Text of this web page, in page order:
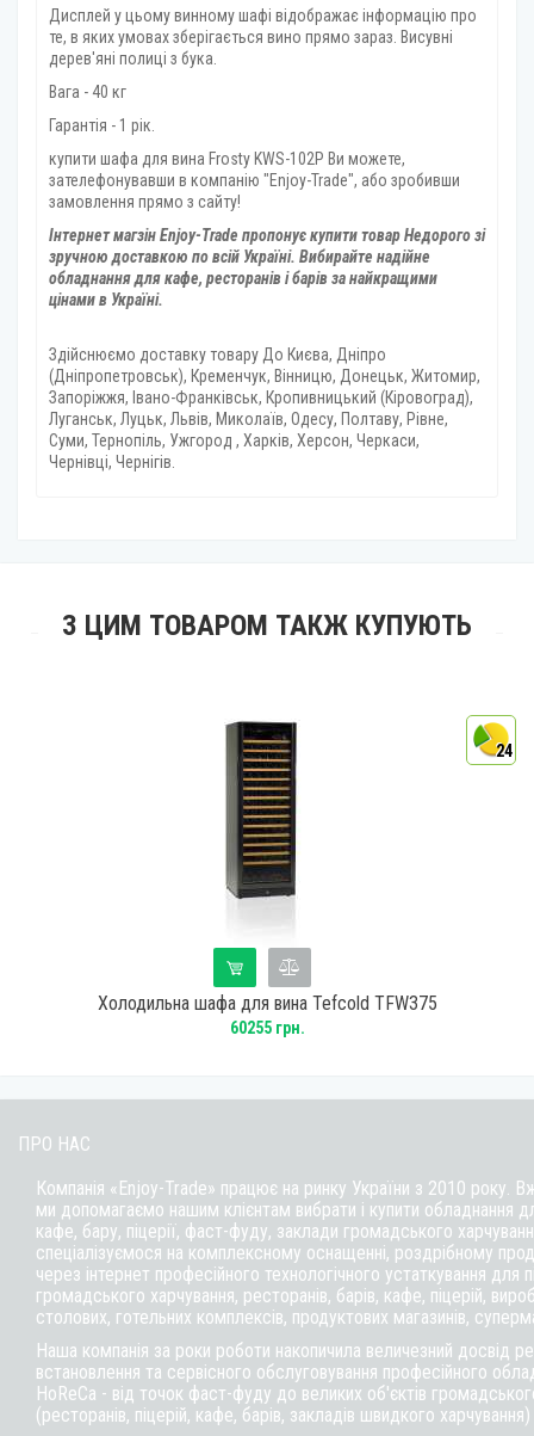
Дисплей у цьому винному шафі відображає інформацію про
те, в яких умовах зберігається вино прямо зараз. Висувні
дерев'яні полиці з бука.
Вага - 40 кг
Гарантія - 1 рік.
купити шафа для вина Frosty KWS-102P Ви можете,
зателефонувавши в компанію "Enjoy-Trade", або зробивши
замовлення прямо з сайту!
Інтернет магзін Enjoy-Trade пропонує купити товарНедорого зі
зручною доставкою по всій Україні. Вибирайте надійне
обладнання для кафе, ресторанів і барів за найкращими
цінами в Україні.
Здійснюємо доставку товару До Києва, Дніпро
(Дніпропетровськ), Кременчук, Вінницю, Донецьк, Житомир,
Запоріжжя, Івано-Франківськ, Кропивницький (Кіровоград),
Луганськ, Луцьк, Львів, Миколаїв, Одесу, Полтаву, Рівне,
Суми, Тернопіль, Ужгород , Харків, Херсон, Черкаси,
Чернівці, Чернігів.
З ЦИМ ТОВАРОМ ТАКЖ КУПУЮТЬ
24
Холодильна шафа для вина Tefcold TFW375
60255 грн.
ПРО НАС
Компанія «Enjoy-Trade» працює на ринку України з 2010 року.
ми допомагаємо нашим клієнтам вибрати і купити обладнання
кафе, бару, піцерії, фаст-фуду, заклади громадського
спеціалізуємося на комплексному оснащенні, роздрібному
через інтернет професійного технологічного устаткування для
громадського харчування, ресторанів, барів, кафе, піцерій,
столових, готельних комплексів, продуктових магазинів,
Наша компанія за роки роботи накопичила величезний досвід
встановлення та сервісного обслуговування професійного
HoReCa - від точок фаст-фуду до великих об'єктів
(ресторанів, піцерій, кафе, барів, закладів швидкого харчування)